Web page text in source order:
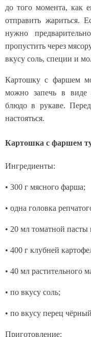
до того момента, как
отправить жариться.
нужно
пропустить через
вкусу соль, специи и
Картошку с фаршем
можно запечь в виде
блюдо в рукаве.
настояться.
Картошка с фаршем
Ингредиенты:
• 300 г мясного фарша;
• одна головка
• 20 мл томатной пасты
• 400 г клубней
• 40 мл растительного
• по вкусу соль;
• по вкусу перец
Приготовление: